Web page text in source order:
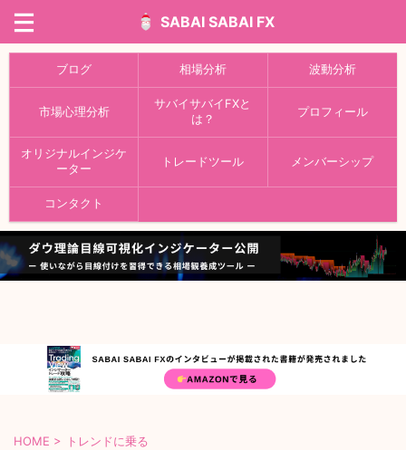
SABAI SABAI FX
ブログ 相場分析 波動分析
市場心理分析
サバイサバイFXと
は？
プロフィール
オリジナルインジケ
ーター
トレードツール メンバーシップ
コンタクト
HOME > トレンドに乗る